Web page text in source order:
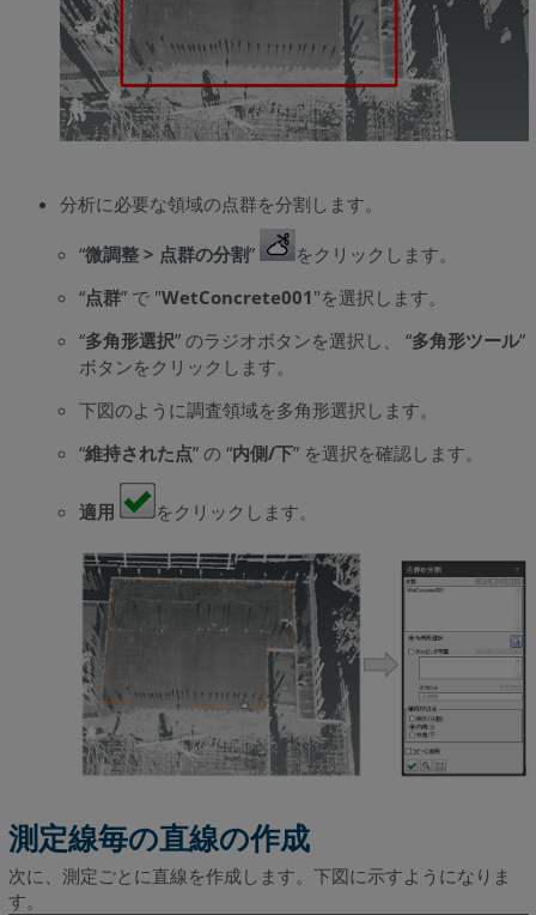
分析に必要な領域の点群を分割します。
“微調整 > 点群の分割”
をクリックします。
“点群” で "WetConcrete001 "を選択します。
“多角形選択” のラジオボタンを選択し、 “多角形ツール”
ボタンをクリックします。
下図のように調査領域を多角形選択します。
“維持された点” の “内側/下” を選択を確認します。
適用 をクリックします。
測定線毎の直線の作成
次に、測定ごとに直線を作成します。下図に示すようになりま
す。